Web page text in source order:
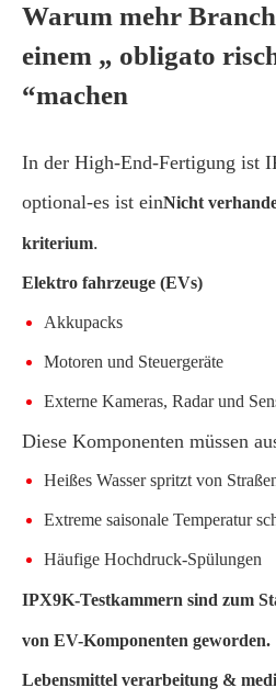
Warum mehr
einem „ obligato
“machen
In der High-End-Fertigung ist
optional-es ist einNicht
kriterium.
Elektro fahrzeuge (EVs)
Akkupacks
Motoren und Steuergeräte
Externe Kameras, Radar und
Diese Komponenten müssen
Heißes Wasser spritzt von
Extreme saisonale Temperatur
Häufige Hochdruck-Spülungen
IPX9K-Testkammern sind zum
von EV-Komponenten geworden.
Lebensmittel verarbeitung &